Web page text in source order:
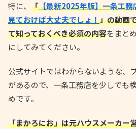
特に、 「【最新2025年版】一条工
見ておけば大丈夫でしょ！」の動画
て知っておくべき必須の内容をまと
にしてみてください。
公式サイトではわからないような、
があるので、一条工務店を少しでも
めです。
「まかろにお」は元ハウスメーカー